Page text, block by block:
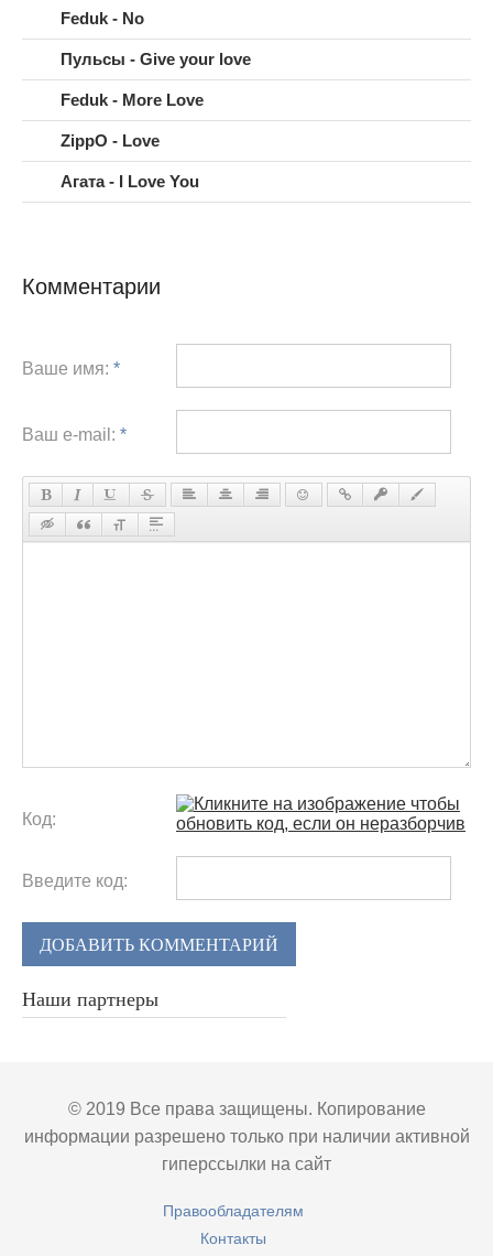
Feduk - No
Пульсы - Give your love
Feduk - More Love
ZippO - Love
Агата - I Love You
Комментарии
Ваше имя: *
Ваш e-mail: *
Код:
Введите код:
ДОБАВИТЬ КОММЕНТАРИЙ
Наши партнеры
© 2019 Все права защищены. Копирование
информации разрешено только при наличии активной
гиперссылки на сайт
Правообладателям
Контакты